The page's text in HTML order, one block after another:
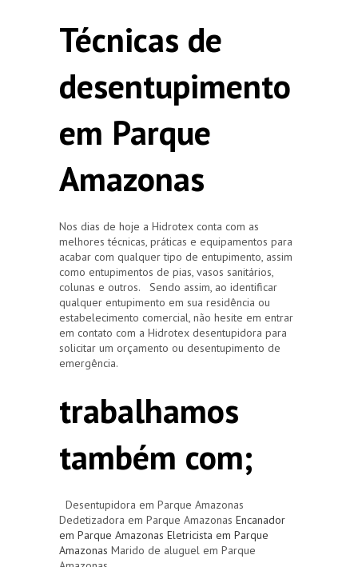
Técnicas de
desentupimento
em Parque
Amazonas
Nos dias de hoje a Hidrotex conta com as
melhores técnicas, práticas e equipamentos para
acabar com qualquer tipo de entupimento, assim
como entupimentos de pias, vasos sanitários,
colunas e outros. Sendo assim, ao identificar
qualquer entupimento em sua residência ou
estabelecimento comercial, não hesite em entrar
em contato com a Hidrotex desentupidora para
solicitar um orçamento ou desentupimento de
emergência.
trabalhamos
também com;
Desentupidora em Parque Amazonas
Dedetizadora em Parque Amazonas Encanador
em Parque Amazonas Eletricista em Parque
Amazonas Marido de aluguel em Parque